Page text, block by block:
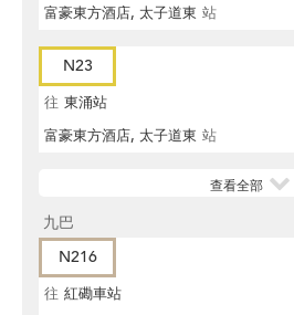
富豪東方酒店, 太子道東 站
N23
往 東涌站
富豪東方酒店, 太子道東 站
查看全部
九巴
N216
往 紅磡車站